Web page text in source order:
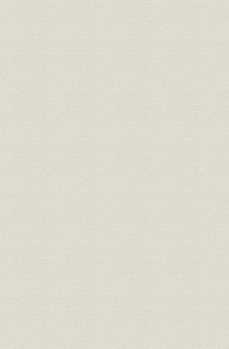
社章 行章 [昭和19年
生産 主要物資の生産高
昭和21年
(1948年)
融資
業種別融資残高(昭和24年3月
末・全国)
昭和24年
米;生産 県内米作の推移
昭和17年
(1950年)
農業 自小作農家戸数の変化
昭和19年
(1946年)
農業 経営耕地面積規模別農家戸数
昭和16年
(1946年)
資源;生産 石炭生産量の推移
昭和15年
年度(1948
従業員 山口炭田の労務者数
昭和20年
(1948年
融資;産業
復興金融公庫の産業別融資額(全
国)
昭和21年
(1948年度)
生産 主要工業製品の県内生産高
昭和16年
(1949年)
生産 主要工場の生産実績
昭和21年
(1949年)